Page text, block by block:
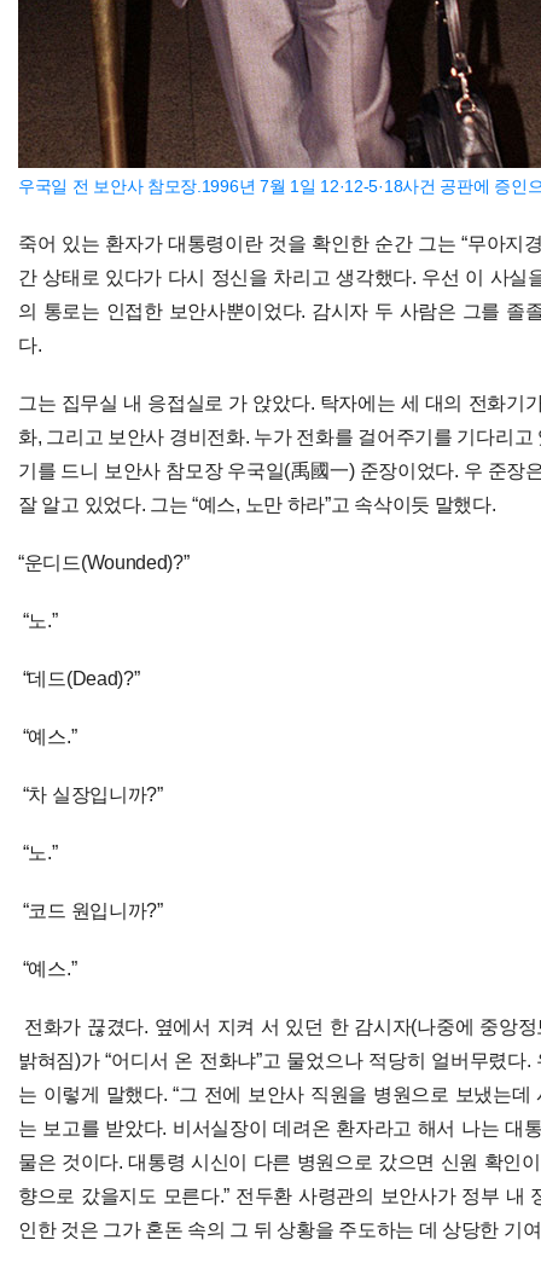
우국일 전 보안사 참모장.1996년 7월 1일 12·12-5·18사건 공판에 증인
죽어 있는 환자가 대통령이란 것을 확인한 순간 그는 “무아지
간 상태로 있다가 다시 정신을 차리고 생각했다. 우선 이 사실
의 통로는 인접한 보안사뿐이었다. 감시자 두 사람은 그를 졸
다.
그는 집무실 내 응접실로 가 앉았다. 탁자에는 세 대의 전화기
화, 그리고 보안사 경비전화. 누가 전화를 걸어주기를 기다리
기를 드니 보안사 참모장 우국일(禹國一) 준장이었다. 우 준장
잘 알고 있었다. 그는 “예스, 노만 하라”고 속삭이듯 말했다.
“운디드(Wounded)?”
“노.”
“데드(Dead)?”
“예스.”
“차 실장입니까?”
“노.”
“코드 원입니까?”
“예스.”
전화가 끊겼다. 옆에서 지켜 서 있던 한 감시자(나중에 중앙
밝혀짐)가 “어디서 온 전화냐”고 물었으나 적당히 얼버무렸다
는 이렇게 말했다. “그 전에 보안사 직원을 병원으로 보냈는
는 보고를 받았다. 비서실장이 데려온 환자라고 해서 나는 대
물은 것이다. 대통령 시신이 다른 병원으로 갔으면 신원 확인
향으로 갔을지도 모른다.” 전두환 사령관의 보안사가 정부 내
인한 것은 그가 혼돈 속의 그 뒤 상황을 주도하는 데 상당한 기